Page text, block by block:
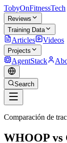
TobyOnFitnessTech
Reviews
Training Data
Articles Videos
Projects
AgentStack
Search
Comparación de
WHOOP vs